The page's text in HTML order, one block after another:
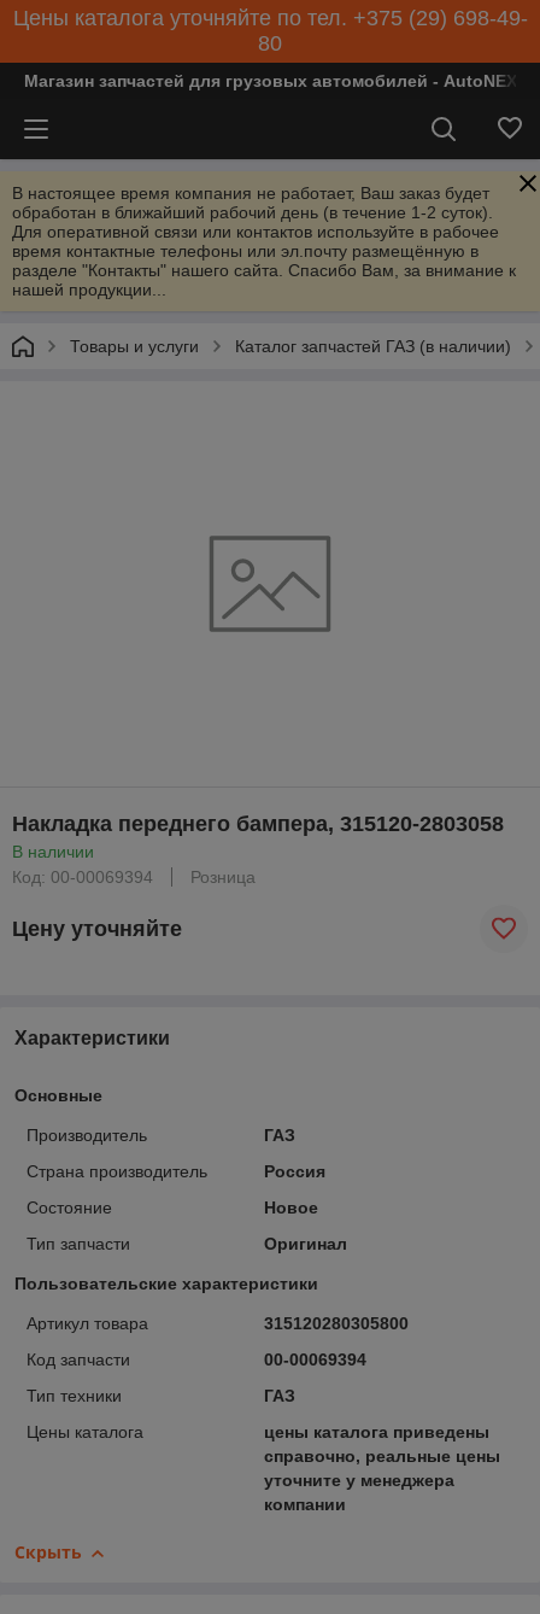
Цены каталога уточняйте по тел. +375 (29) 698-49-
80
Магазин запчастей для грузовых автомобилей - AutoNEXT
В настоящее время компания не работает, Ваш заказ будет
обработан в ближайший рабочий день (в течение 1-2 суток).
Для оперативной связи или контактов используйте в рабочее
время контактные телефоны или эл.почту размещённую в
разделе "Контакты" нашего сайта. Спасибо Вам, за внимание к
нашей продукции...
Товары и услуги Каталог запчастей ГАЗ (в наличии)
Накладка переднего бампера, 315120-2803058
В наличии
Код: 00-00069394
Розница
Цену уточняйте
Характеристики
Основные
Производитель
ГАЗ
Страна производитель
Россия
Состояние
Новое
Тип запчасти
Оригинал
Пользовательские характеристики
Артикул товара
315120280305800
Код запчасти
00-00069394
Тип техники
ГАЗ
Цены каталога
цены каталога приведены
справочно, реальные цены
уточните у менеджера
компании
Скрыть